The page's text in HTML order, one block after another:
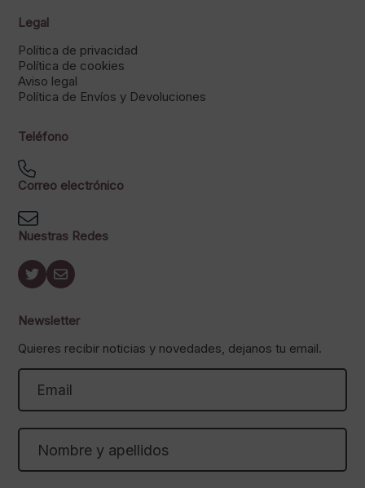
Legal
Política de privacidad
Política de cookies
Aviso legal
Política de Envíos y Devoluciones
Teléfono
Correo electrónico
Nuestras Redes
Newsletter
Quieres recibir noticias y novedades, dejanos tu email.